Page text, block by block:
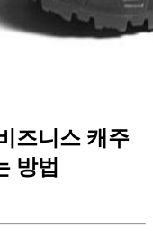
즈니스 캐주
방법